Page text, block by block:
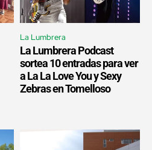
La Lumbrera
La Lumbrera Podcast
sortea 10 entradas para ver
a La La Love You y Sexy
Zebras en Tomelloso